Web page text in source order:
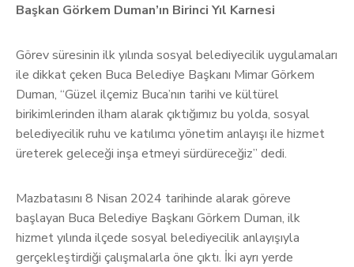
Başkan Görkem Duman’ın Birinci Yıl Karnesi
Görev süresinin ilk yılında sosyal belediyecilik uygulamaları
ile dikkat çeken Buca Belediye Başkanı Mimar Görkem
Duman, “Güzel ilçemiz Buca’nın tarihi ve kültürel
birikimlerinden ilham alarak çıktığımız bu yolda, sosyal
belediyecilik ruhu ve katılımcı yönetim anlayışı ile hizmet
üreterek geleceği inşa etmeyi sürdüreceğiz” dedi.
Mazbatasını 8 Nisan 2024 tarihinde alarak göreve
başlayan Buca Belediye Başkanı Görkem Duman, ilk
hizmet yılında ilçede sosyal belediyecilik anlayışıyla
gerçekleştirdiği çalışmalarla öne çıktı. İki ayrı yerde